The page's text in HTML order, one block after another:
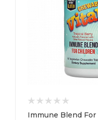
Immune Blend For